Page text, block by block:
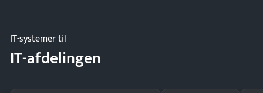
IT-systemer til
IT-afdelingen